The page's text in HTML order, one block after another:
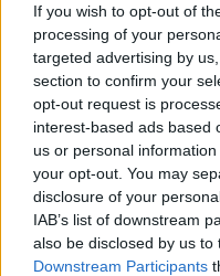
If you wish to opt-out of
processing of your
targeted advertising by
section to confirm your
opt-out request is
interest-based ads based
us or personal
your opt-out. You may
disclosure of your
IAB’s list of downstream
also be disclosed by us to
Downstream Participants
terapeuta elvette a
és megkérte őket,
jelenetet,
rögtönözhetnek,
szövegre.
Kissé erőltetett és
lehettek a csoport
ezt a korábbi